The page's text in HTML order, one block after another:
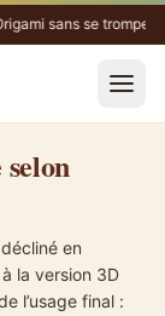
sans se tromper
en
la version 3D
l’usage final :